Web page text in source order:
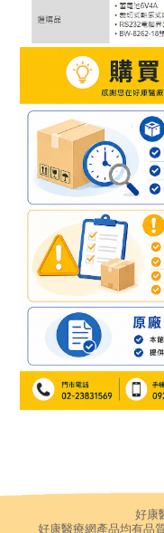
好康
好康醫療網產品均有品